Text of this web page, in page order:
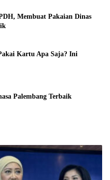
Membuat Pakaian Dinas
Kartu Apa Saja? Ini
Palembang Terbaik